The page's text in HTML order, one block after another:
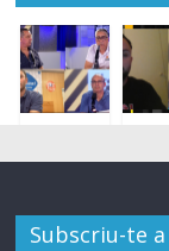
Subscriu-te